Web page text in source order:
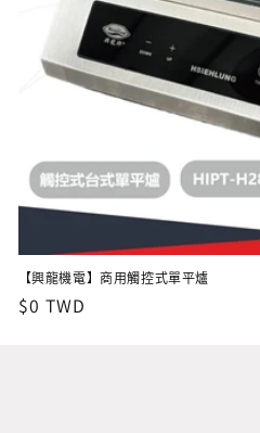
【興龍機電】商用觸控式單平爐
定
$0 TWD